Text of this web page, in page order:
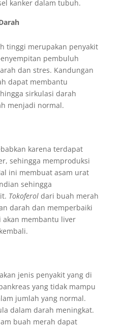
kanker dalam tubuh.
tinggi merupakan penyakit
pembuluh
dan stres. Kandungan
dapat membantu
sirkulasi darah
menjadi normal.
karena terdapat
sehingga memproduksi
ini membuat asam urat
sehingga
Tokoferoldari buah merah
darah dan memperbaiki
akan membantu liver
jenis penyakit yang di
yang tidak mampu
jumlah yang normal.
dalam darah meningkat.
buah merah dapat